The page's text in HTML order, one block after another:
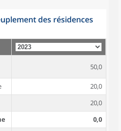
des résidences
50,0
20,0
20,0
0,0